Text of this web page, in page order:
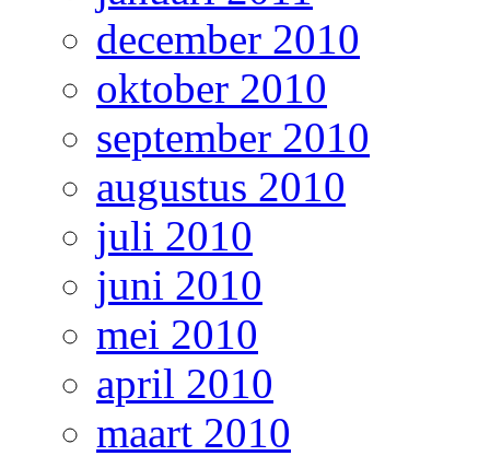
december 2010
oktober 2010
september 2010
augustus 2010
juli 2010
juni 2010
mei 2010
april 2010
maart 2010